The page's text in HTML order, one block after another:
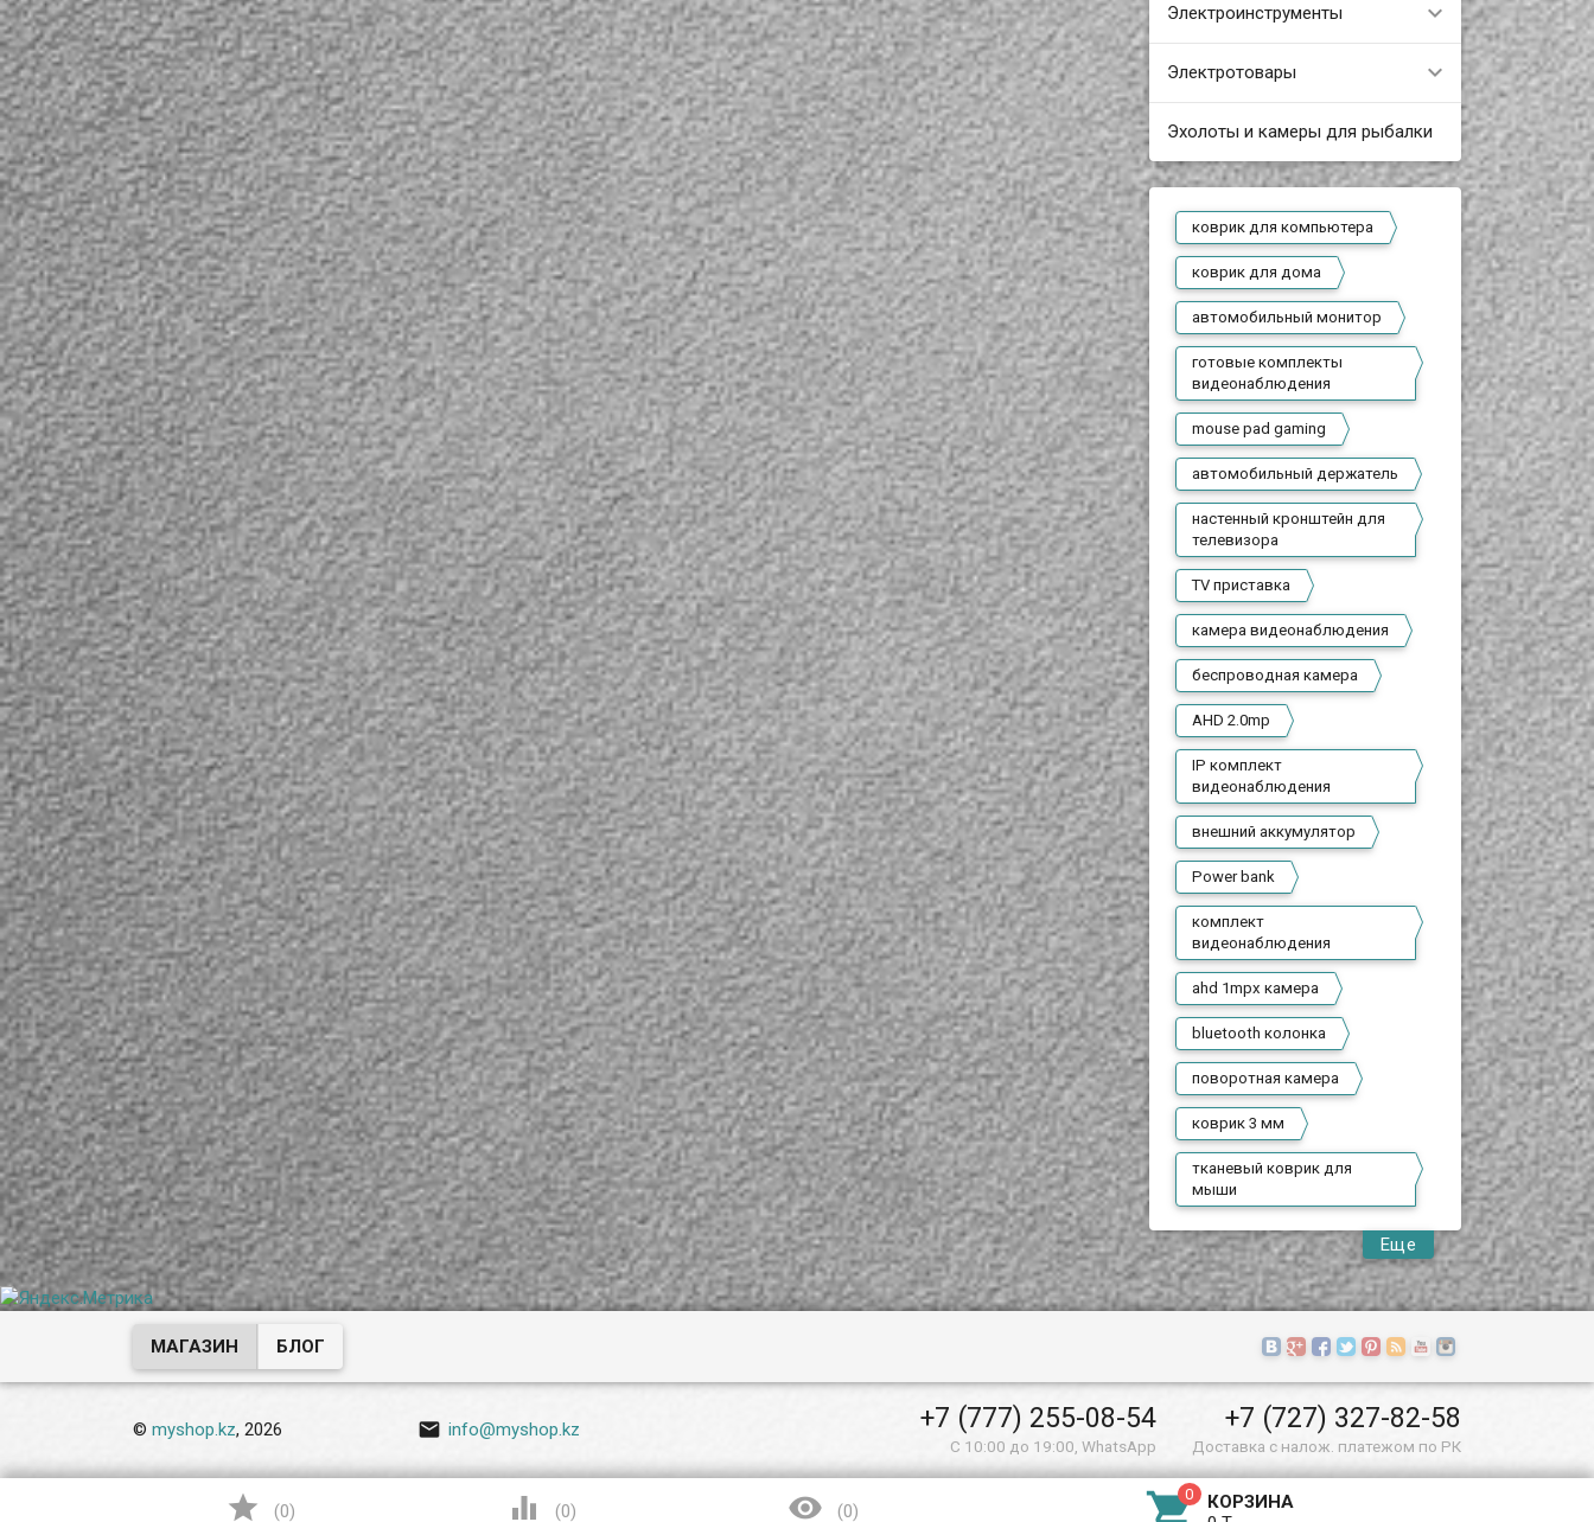
Электроинструменты
Электротовары
Эхолоты и камеры для рыбалки
коврик для компьютера
коврик для дома
автомобильный монитор
готовые комплекты
видеонаблюдения
mouse pad gaming
автомобильный держатель
настенный кронштейн для
телевизора
TV приставка
камера видеонаблюдения
беспроводная камера
AHD 2.0mp
IP комплект
видеонаблюдения
внешний аккумулятор
Power bank
комплект
видеонаблюдения
ahd 1mpx камера
bluetooth колонка
поворотная камера
коврик 3 мм
тканевый коврик для
мыши
Еще
МАГАЗИН БЛОГ
©myshop.kz, 2026  info@myshop.kz +7 (777) 255-08-54
С 10:00 до 19:00, WhatsApp
+7 (727) 327-82-58
Доставка с налож. платежом по РК
 (0)  (0)  (0)
КОРЗИНА